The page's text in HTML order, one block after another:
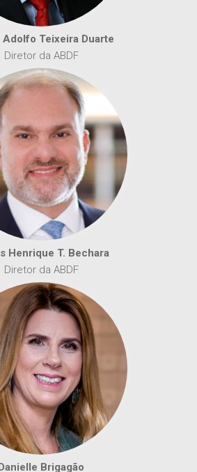
Adolfo Teixeira Duarte
Diretor da ABDF
Henrique T. Bechara
Diretor da ABDF
Danielle Brigagão